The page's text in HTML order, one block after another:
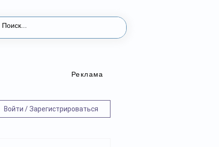
Реклама
Войти / Зарегистрироваться